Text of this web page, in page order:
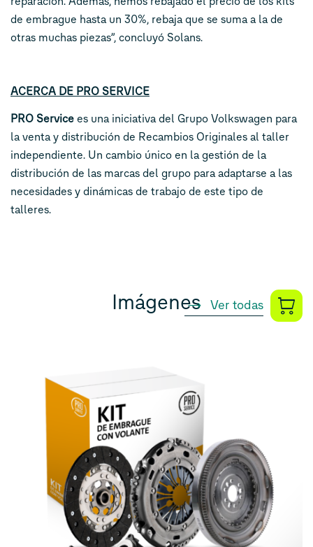
de embrague hasta un 30%, rebaja que se suma a la de
otras muchas piezas”, concluyó Solans.
ACERCA DE PRO SERVICE
PRO Service es una iniciativa del Grupo Volkswagen para
la venta y distribución de Recambios Originales al taller
independiente. Un cambio único en la gestión de la
distribución de las marcas del grupo para adaptarse a las
necesidades y dinámicas de trabajo de este tipo de
talleres.
Imágenes Ver todas